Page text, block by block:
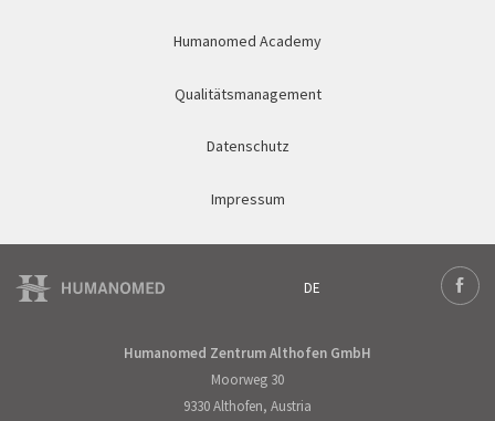
Humanomed Academy
Qualitätsmanagement
Datenschutz
Impressum
DE
Deutsch
Humanomed Zentrum Althofen GmbH
Moorweg 30
9330 Althofen, Austria